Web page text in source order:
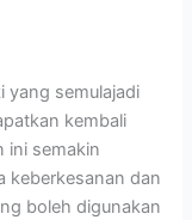
yang semulajadi
kembali
ini semakin
keberkesanan dan
boleh digunakan